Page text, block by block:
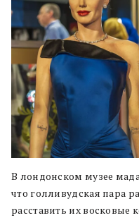
В лондонском музее
что голливудская пара
расставить их восковые